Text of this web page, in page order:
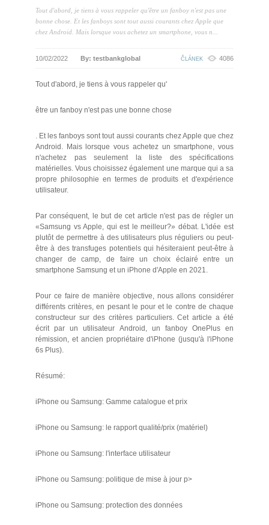
Tout d'abord, je tiens à vous rappeler qu'être un fanboy n'est pas une
bonne chose. Et les fanboys sont tout aussi courants chez Apple que
chez Android. Mais lorsque vous achetez un smartphone, vous n...
10/02/2022 By: testbankglobal ČLÁNEK 4086
Tout d'abord, je tiens à vous rappeler qu'
être un fanboy n'est pas une bonne chose
. Et les fanboys sont tout aussi courants chez Apple que chez
Android. Mais lorsque vous achetez un smartphone, vous
n'achetez pas seulement la liste des spécifications
matérielles. Vous choisissez également une marque qui a sa
propre philosophie en termes de produits et d'expérience
utilisateur.
Par conséquent, le but de cet article n'est pas de régler un
«Samsung vs Apple, qui est le meilleur?» débat. L'idée est
plutôt de permettre à des utilisateurs plus réguliers ou peut-
être à des transfuges potentiels qui hésiteraient peut-être à
changer de camp, de faire un choix éclairé entre un
smartphone Samsung et un iPhone d'Apple en 2021.
Pour ce faire de manière objective, nous allons considérer
différents critères, en pesant le pour et le contre de chaque
constructeur sur des critères particuliers. Cet article a été
écrit par un utilisateur Android, un fanboy OnePlus en
rémission, et ancien propriétaire d'iPhone (jusqu'à l'iPhone
6s Plus).
Résumé:
iPhone ou Samsung: Gamme catalogue et prix
iPhone ou Samsung: le rapport qualité/prix (matériel)
iPhone ou Samsung: l'interface utilisateur
iPhone ou Samsung: politique de mise à jour p>
iPhone ou Samsung: protection des données